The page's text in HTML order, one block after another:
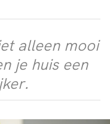
alleen mooi
je huis een